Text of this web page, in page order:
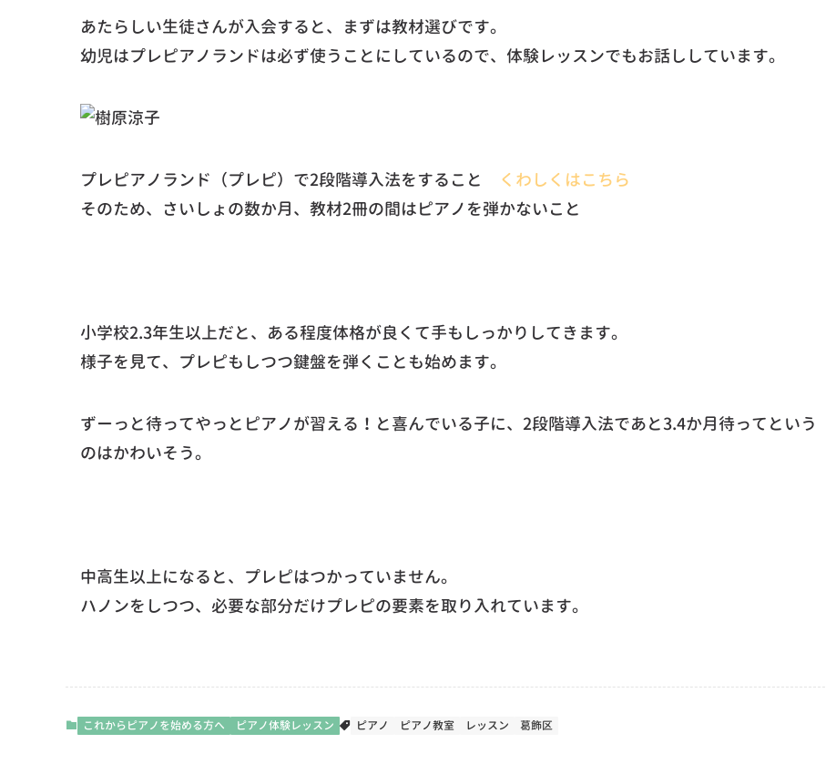
あたらしい生徒さんが入会すると、まずは教材選びです。
幼児はプレピアノランドは必ず使うことにしているので、体験レッスンでもお話ししています。
プレピアノランド（プレピ）で2段階導入法をすること
くわしくはこちら
そのため、さいしょの数か月、教材2冊の間はピアノを弾かないこと
小学校2.3年生以上だと、ある程度体格が良くて手もしっかりしてきます。
様子を見て、プレピもしつつ鍵盤を弾くことも始めます。
ずーっと待ってやっとピアノが習える！と喜んでいる子に、2段階導入法であと3.4か月待ってという
のはかわいそう。
中高生以上になると、プレピはつかっていません。
ハノンをしつつ、必要な部分だけプレピの要素を取り入れています。
これからピアノを始める方へ ピアノ体験レッスン ピアノ ピアノ教室 レッスン 葛飾区